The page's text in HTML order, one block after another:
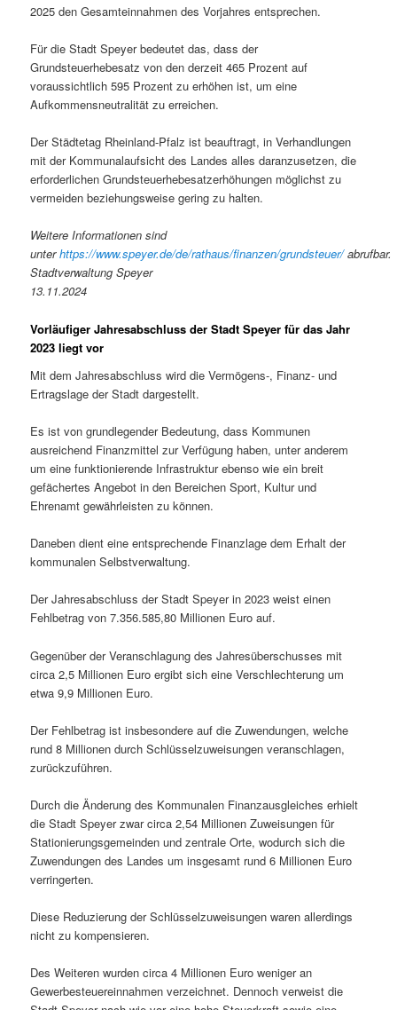
2025 den Gesamteinnahmen des Vorjahres entsprechen.
Für die Stadt Speyer bedeutet das, dass der
Grundsteuerhebesatz von den derzeit 465 Prozent auf
voraussichtlich 595 Prozent zu erhöhen ist, um eine
Aufkommensneutralität zu erreichen.
Der Städtetag Rheinland-Pfalz ist beauftragt, in Verhandlungen
mit der Kommunalaufsicht des Landes alles daranzusetzen, die
erforderlichen Grundsteuerhebesatzerhöhungen möglichst zu
vermeiden beziehungsweise gering zu halten.
Weitere Informationen sind
unterhttps://www.speyer.de/de/rathaus/finanzen/grundsteuer/abrufbar.
Stadtverwaltung Speyer
13.11.2024
Vorläufiger Jahresabschluss der Stadt Speyer für das Jahr
2023 liegt vor
Mit dem Jahresabschluss wird die Vermögens-, Finanz- und
Ertragslage der Stadt dargestellt.
Es ist von grundlegender Bedeutung, dass Kommunen
ausreichend Finanzmittel zur Verfügung haben, unter anderem
um eine funktionierende Infrastruktur ebenso wie ein breit
gefächertes Angebot in den Bereichen Sport, Kultur und
Ehrenamt gewährleisten zu können.
Daneben dient eine entsprechende Finanzlage dem Erhalt der
kommunalen Selbstverwaltung.
Der Jahresabschluss der Stadt Speyer in 2023 weist einen
Fehlbetrag von 7.356.585,80 Millionen Euro auf.
Gegenüber der Veranschlagung des Jahresüberschusses mit
circa 2,5 Millionen Euro ergibt sich eine Verschlechterung um
etwa 9,9 Millionen Euro.
Der Fehlbetrag ist insbesondere auf die Zuwendungen, welche
rund 8 Millionen durch Schlüsselzuweisungen veranschlagen,
zurückzuführen.
Durch die Änderung des Kommunalen Finanzausgleiches erhielt
die Stadt Speyer zwar circa 2,54 Millionen Zuweisungen für
Stationierungsgemeinden und zentrale Orte, wodurch sich die
Zuwendungen des Landes um insgesamt rund 6 Millionen Euro
verringerten.
Diese Reduzierung der Schlüsselzuweisungen waren allerdings
nicht zu kompensieren.
Des Weiteren wurden circa 4 Millionen Euro weniger an
Gewerbesteuereinnahmen verzeichnet. Dennoch verweist die